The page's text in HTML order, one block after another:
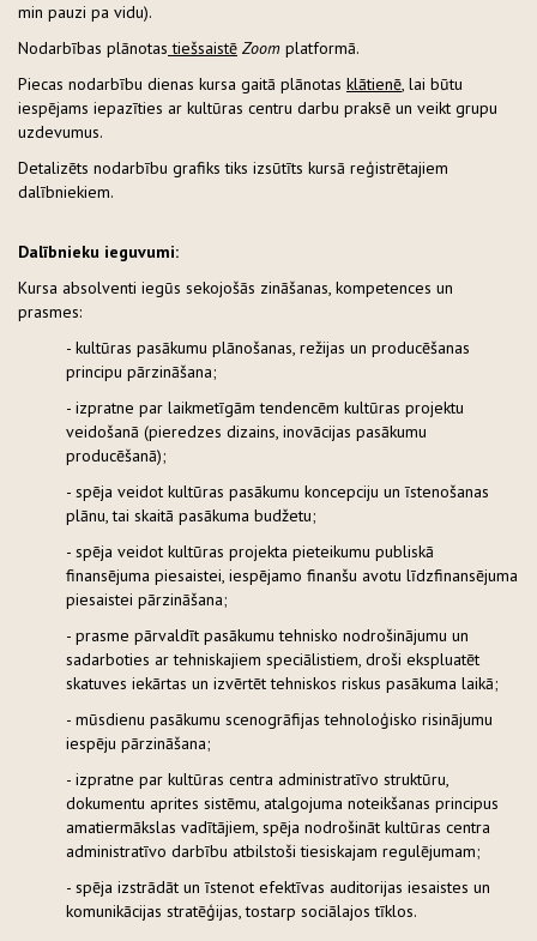
min pauzi pa vidu).
Nodarbības plānotas tiešsaistē Zoom platformā.
Piecas nodarbību dienas kursa gaitā plānotas klātienē, lai būtu
iespējams iepazīties ar kultūras centru darbu praksē un veikt grupu
uzdevumus.
Detalizēts nodarbību grafiks tiks izsūtīts kursā reģistrētajiem
dalībniekiem.
Dalībnieku ieguvumi:
Kursa absolventi iegūs sekojošās zināšanas, kompetences un
prasmes:
- kultūras pasākumu plānošanas, režijas un producēšanas
principu pārzināšana;
- izpratne par laikmetīgām tendencēm kultūras projektu
veidošanā (pieredzes dizains, inovācijas pasākumu
producēšanā);
- spēja veidot kultūras pasākumu koncepciju un īstenošanas
plānu, tai skaitā pasākuma budžetu;
- spēja veidot kultūras projekta pieteikumu publiskā
finansējuma piesaistei, iespējamo finanšu avotu līdzfinansējuma
piesaistei pārzināšana;
- prasme pārvaldīt pasākumu tehnisko nodrošinājumu un
sadarboties ar tehniskajiem speciālistiem, droši ekspluatēt
skatuves iekārtas un izvērtēt tehniskos riskus pasākuma laikā;
- mūsdienu pasākumu scenogrāfijas tehnoloģisko risinājumu
iespēju pārzināšana;
- izpratne par kultūras centra administratīvo struktūru,
dokumentu aprites sistēmu, atalgojuma noteikšanas principus
amatiermākslas vadītājiem, spēja nodrošināt kultūras centra
administratīvo darbību atbilstoši tiesiskajam regulējumam;
- spēja izstrādāt un īstenot efektīvas auditorijas iesaistes un
komunikācijas stratēģijas, tostarp sociālajos tīklos.